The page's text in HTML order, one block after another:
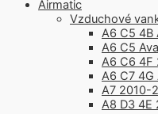
Airmatic
Vzduchové
A6 C5 4B
A6 C5
A6 C6 4F
A6 C7 4G
A7 2010-
A8 D3